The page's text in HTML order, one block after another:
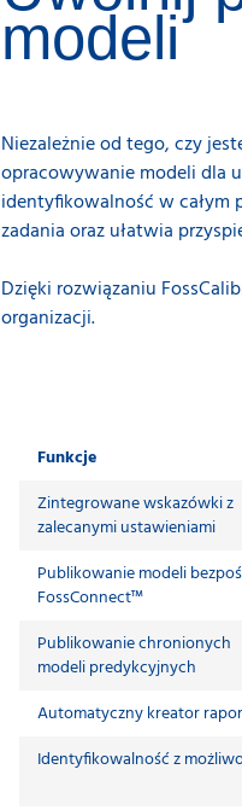
modeli
Niezależnie od tego, czy
opracowywanie modeli dla
identyfikowalność w całym
zadania oraz ułatwia
Dzięki rozwiązaniu
organizacji.
Funkcje
Zintegrowane wskazówki z
zalecanymi ustawieniami
Publikowanie modeli
FossConnect™
Publikowanie chronionych
modeli predykcyjnych
Automatyczny kreator
Identyfikowalność z